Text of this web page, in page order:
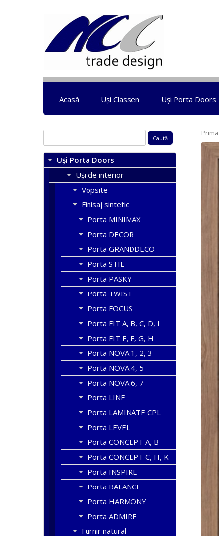
Acasă Uși Classen Uși Porta Doors
după:
Uși Porta Doors
Uși de interior
Vopsite
Finisaj sintetic
Porta MINIMAX
Porta DECOR
Porta GRANDDECO
Porta STIL
Porta PASKY
Porta TWIST
Porta FOCUS
Porta FIT A, B, C, D, I
Porta FIT E, F, G, H
Porta NOVA 1, 2, 3
Porta NOVA 4, 5
Porta NOVA 6, 7
Porta LINE
Porta LAMINATE CPL
Porta LEVEL
Porta CONCEPT A, B
Porta CONCEPT C, H, K
Porta INSPIRE
Porta BALANCE
Porta HARMONY
Porta ADMIRE
Furnir natural